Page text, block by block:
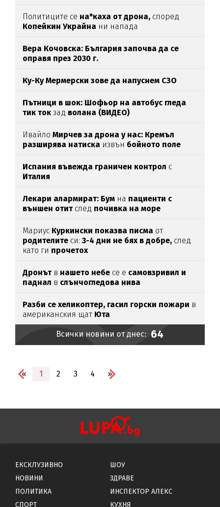
Политиците се на*каха от дрона, според
Копейкин Украйна ни напада
Вера Кочовска: България започва да се
оправя през 2030 г.
Ку-Ку Мермерски зове да напуснем СЗО
Пътници в шок: Шофьор на автобус гледа
тик ток зад волана (ВИДЕО)
ИвайлоМирчев за дрона у нас: Кремъл
разширява натиска извън бойното поле
Испания въвежда граничен контрол с
Италия
Лекари алармират: Бум на пациенти с
външен отитслед почивка на море
Мариус Куркински показва писма от
родителите си:3-4 дни не бях в добре, след
като ги прочетох
Дронътв нашето небе се е самовзривил и
паднал в слънчогледова нива
Разби се хеликоптер, гасил горски пожари в
американския щат Юта
Всички новини от днес: 64
« 1 2 3 4 »
ЕКСКЛУЗИВНО
НОВИНИ
ПОЛИТИКА
СПОРТ
ШОУ
ЗДРАВЕ
ИНСПЕКТОР АЛЕКС
КУХНЯ